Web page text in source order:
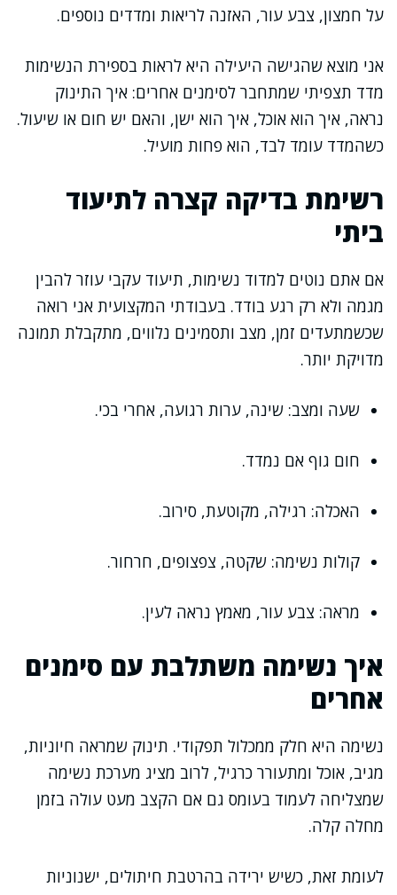
על חמצון, צבע עור, האזנה לריאות ומדדים נוספים.
אני מוצא שהגישה היעילה היא לראות בספירת הנשימות
מדד תצפיתי שמתחבר לסימנים אחרים: איך התינוק
נראה, איך הוא אוכל, איך הוא ישן, והאם יש חום או שיעול.
כשהמדד עומד לבד, הוא פחות מועיל.
רשימת בדיקה קצרה לתיעוד
ביתי
אם אתם נוטים למדוד נשימות, תיעוד עקבי עוזר להבין
מגמה ולא רק רגע בודד. בעבודתי המקצועית אני רואה
שכשמתעדים זמן, מצב ותסמינים נלווים, מתקבלת תמונה
מדויקת יותר.
שעה ומצב: שינה, ערות רגועה, אחרי בכי.
חום גוף אם נמדד.
האכלה: רגילה, מקוטעת, סירוב.
קולות נשימה: שקטה, צפצופים, חרחור.
מראה: צבע עור, מאמץ נראה לעין.
איך נשימה משתלבת עם סימנים
אחרים
נשימה היא חלק ממכלול תפקודי. תינוק שמראה חיוניות,
מגיב, אוכל ומתעורר כרגיל, לרוב מציג מערכת נשימה
שמצליחה לעמוד בעומס גם אם הקצב מעט עולה בזמן
מחלה קלה.
לעומת זאת, כשיש ירידה בהרטבת חיתולים, ישנוניות